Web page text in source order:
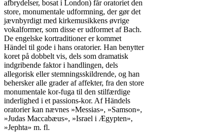
afbrydelser, bosat i London) får oratoriet den
store, monumentale udformning, der gør det
jævnbyrdigt med kirkemusikkens øvrige
vokalformer, som disse er udformet af Bach.
De engelske kortraditioner er kommet
Händel til gode i hans oratorier. Han benytter
koret på dobbelt vis, dels som dramatisk
indgribende faktor i handlingen, dels
allegorisk eller stemningsskildrende, og han
behersker alle grader af affekter, fra den store
monumentale kor-fuga til den stilfærdige
inderlighed i et passions-kor. Af Händels
oratorier kan nævnes »Messias», »Samson»,
»Judas Maccabæus», »Israel i Ægypten»,
»Jephta» m. fl.